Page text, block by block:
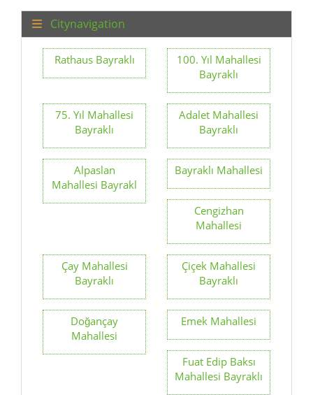
Citynavigation
Rathaus Bayraklı
100. Yıl Mahallesi
Bayraklı
75. Yıl Mahallesi
Bayraklı
Adalet Mahallesi
Bayraklı
Alpaslan
Mahallesi Bayrakl
Bayraklı Mahallesi
Cengizhan
Mahallesi
Çay Mahallesi
Bayraklı
Çiçek Mahallesi
Bayraklı
Doğançay
Mahallesi
Emek Mahallesi
Fuat Edip Baksı
Mahallesi Bayraklı